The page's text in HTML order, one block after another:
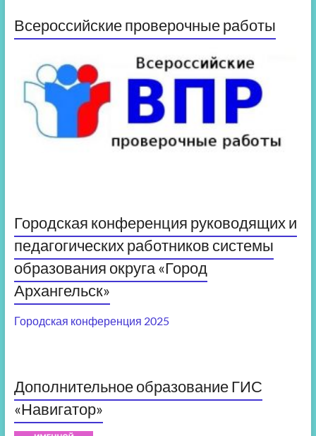
Всероссийские проверочные работы
Городская конференция руководящих и
педагогических работников системы
образования округа «Город
Архангельск»
Городская конференция 2025
Дополнительное образование ГИС
«Навигатор»